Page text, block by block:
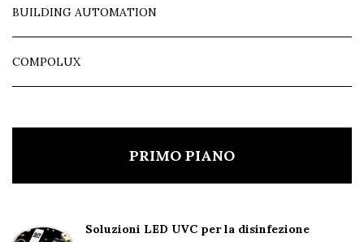
BUILDING AUTOMATION
COMPOLUX
PRIMO PIANO
Soluzioni LED UVC per la disinfezione